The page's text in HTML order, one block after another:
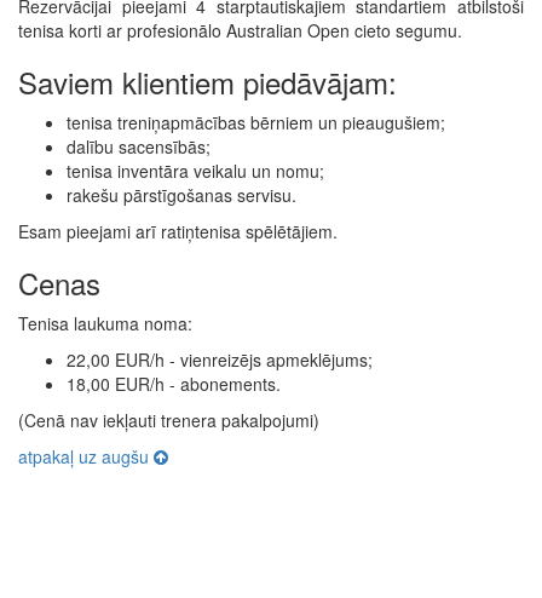
Rezervācijai pieejami 4 starptautiskajiem standartiem atbilstoši
tenisa korti ar profesionālo Australian Open cieto segumu.
Saviem klientiem piedāvājam:
tenisa treniņapmācības bērniem un pieaugušiem;
dalību sacensībās;
tenisa inventāra veikalu un nomu;
rakešu pārstīgošanas servisu.
Esam pieejami arī ratiņtenisa spēlētājiem.
Cenas
Tenisa laukuma noma:
22,00 EUR/h - vienreizējs apmeklējums;
18,00 EUR/h - abonements.
(Cenā nav iekļauti trenera pakalpojumi)
atpakaļ uz augšu